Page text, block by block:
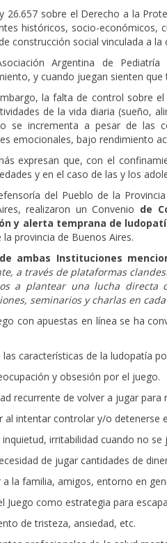
26.657 sobre el Derecho a la
históricos, socio-económicos,
construcción social vinculada a
Argentina de
y cuando juegan sienten
la falta de control sobre
de la vida diaria (sueño,
se incrementa a pesar de las
emocionales, bajo rendimiento
expresan que, con el
y en el caso de las y los
del Pueblo de la
realizaron un Convenio de
y alerta temprana de
provincia de Buenos Aires.
ambas Instituciones
a través de plataformas
a plantear una lucha directa
seminarios y charlas en
con apuestas en línea se ha
las características de la ludopatía
y obsesión por el juego.
recurrente de volver a jugar para
al intentar controlar y/o detenerse
irritabilidad cuando no
de jugar cantidades de
a la familia, amigos, entorno en
Juego como estrategia para
de tristeza, ansiedad, etc.